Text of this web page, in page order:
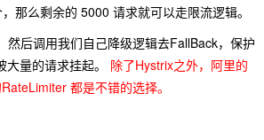
那么剩余的 5000 请求就可以走限流逻辑。
然后调用我们自己降级逻辑去FallBack，保护
量的请求挂起。 除了Hystrix之外，阿里的
都是不错的选择。